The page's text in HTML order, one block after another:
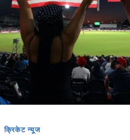
क्रिकेट न्यूज